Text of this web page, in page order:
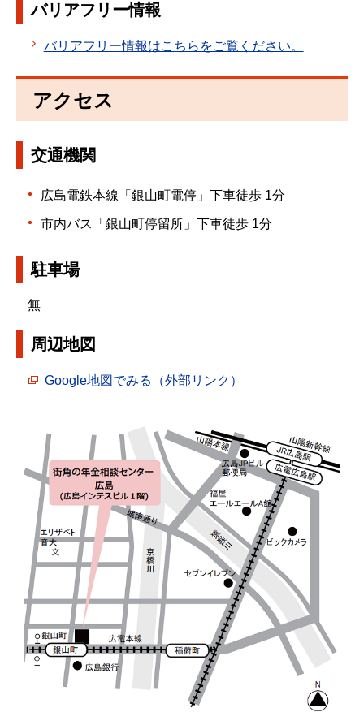
バリアフリー情報
バリアフリー情報はこちらをご覧ください。
アクセス
交通機関
広島電鉄本線「銀山町電停」下車徒歩 1分
市内バス「銀山町停留所」下車徒歩 1分
駐車場
無
周辺地図
Google地図でみる（外部リンク）